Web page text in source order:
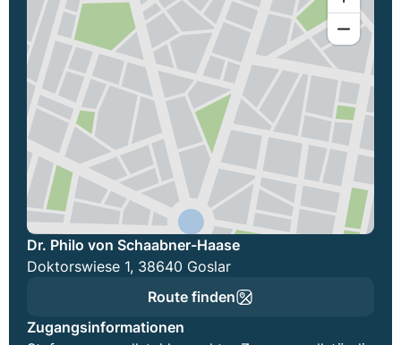
Dr. Philo von Schaabner-Haase
Doktorswiese 1, 38640 Goslar
Route finden
Zugangsinformationen